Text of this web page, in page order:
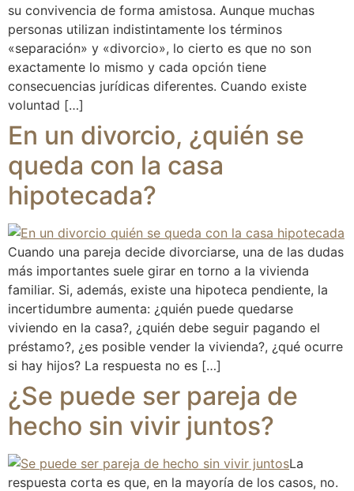
su convivencia de forma amistosa. Aunque muchas
personas utilizan indistintamente los términos
«separación» y «divorcio», lo cierto es que no son
exactamente lo mismo y cada opción tiene
consecuencias jurídicas diferentes. Cuando existe
voluntad […]
En un divorcio, ¿quién se
queda con la casa
hipotecada?
Cuando una pareja decide divorciarse, una de las dudas
más importantes suele girar en torno a la vivienda
familiar. Si, además, existe una hipoteca pendiente, la
incertidumbre aumenta: ¿quién puede quedarse
viviendo en la casa?, ¿quién debe seguir pagando el
préstamo?, ¿es posible vender la vivienda?, ¿qué ocurre
si hay hijos? La respuesta no es […]
¿Se puede ser pareja de
hecho sin vivir juntos?
La
respuesta corta es que, en la mayoría de los casos, no.